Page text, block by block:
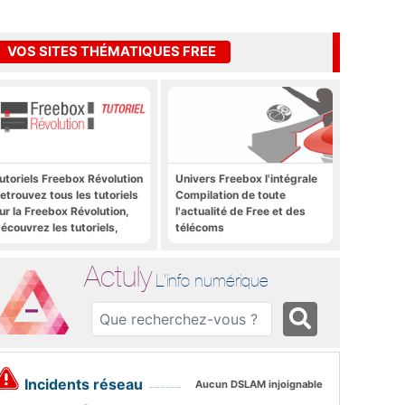
VOS SITES THÉMATIQUES FREE
Freebox Révolution
tous les tutoriels
la Freebox Révolution,
les tutoriels,
Freebox Server, Freebox
Player
Univers Freebox l'intégrale
Compilation de toute
l'actualité de Free et des
télécoms
Actuly L'info numérique
Incidents réseau Aucun DSLAM injoignable